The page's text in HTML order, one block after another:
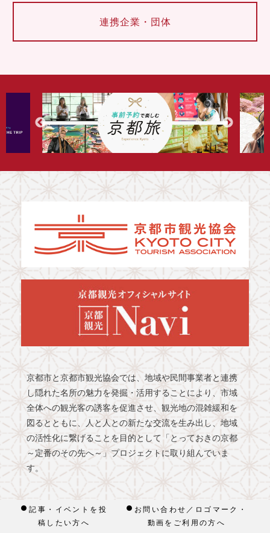
連携企業・団体
京都市と京都市観光協会では、地域や民間事業者と連携
し隠れた名所の魅力を発掘・活用することにより、市域
全体への観光客の誘客を促進させ、観光地の混雑緩和を
図るとともに、人と人との新たな交流を生み出し、地域
の活性化に繋げることを目的として「とっておきの京都
～定番のその先へ～」プロジェクトに取り組んでいま
す。
記事・イベントを投
稿したい方へ
お問い合わせ／ロゴマーク・
動画をご利用の方へ